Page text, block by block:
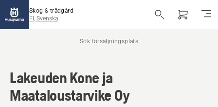
Skog & trädgård
FI, Svenska
Sök försäljningsplats
Lakeuden Kone ja
Maataloustarvike Oy